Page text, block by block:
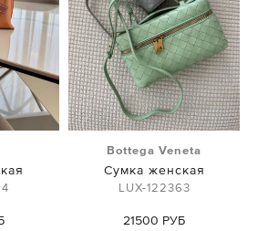
Bottega Veneta
Сумка женская
LUX-122363
21500 РУБ